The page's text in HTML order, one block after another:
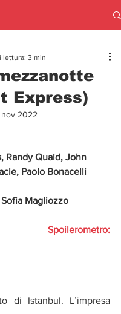
Express)
lettura: 3 min
nov 2022
Randy Quaid, John
Paolo Bonacelli
Magliozzo
Spoilerometro:
di Istanbul. L’impresa